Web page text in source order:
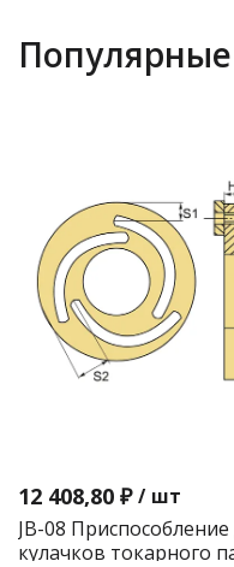
12 408,80 ₽ / шт
JB-08
кулачков токарного